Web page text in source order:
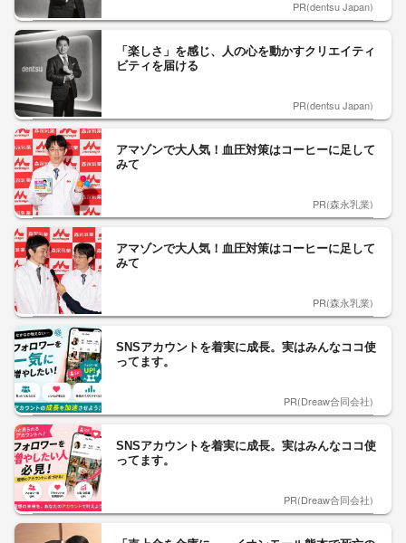
PR(dentsu Japan)
「楽しさ」を感じ、人の心を動かすクリエイティ
ビティを届ける
PR(dentsu Japan)
アマゾンで大人気！血圧対策はコーヒーに足して
みて
PR(森永乳業)
アマゾンで大人気！血圧対策はコーヒーに足して
みて
PR(森永乳業)
SNSアカウントを着実に成長。実はみんなココ使
ってます。
PR(Dreaw合同会社)
SNSアカウントを着実に成長。実はみんなココ使
ってます。
PR(Dreaw合同会社)